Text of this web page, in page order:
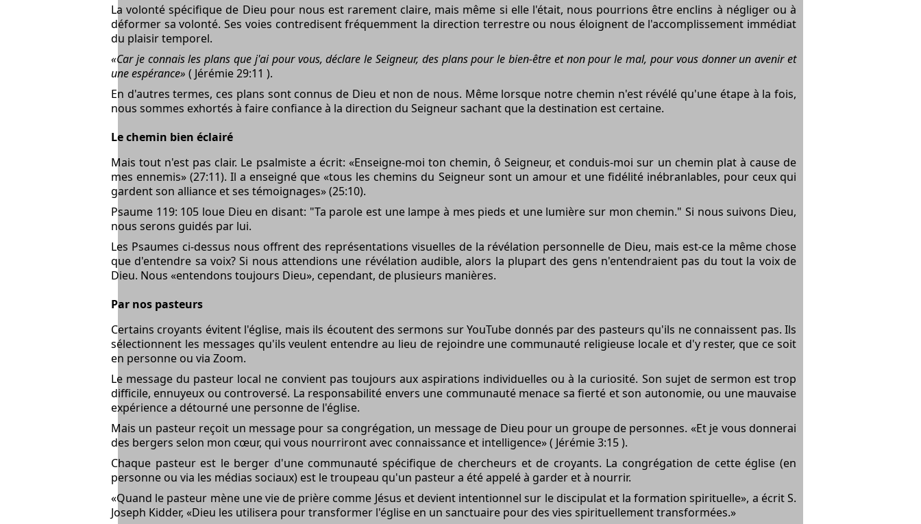
La volonté spécifique de Dieu pour nous est rarement claire, mais même si elle l'était, nous pourrions être enclins à négliger ou à
déformer sa volonté. Ses voies contredisent fréquemment la direction terrestre ou nous éloignent de l'accomplissement immédiat
du plaisir temporel.
«Car je connais les plans que j'ai pour vous, déclare le Seigneur, des plans pour le bien-être et non pour le mal, pour vous donner un avenir et
une espérance» ( Jérémie 29:11 ).
En d'autres termes, ces plans sont connus de Dieu et non de nous. Même lorsque notre chemin n'est révélé qu'une étape à la fois,
nous sommes exhortés à faire confiance à la direction du Seigneur sachant que la destination est certaine.
Le chemin bien éclairé
Mais tout n'est pas clair. Le psalmiste a écrit: «Enseigne-moi ton chemin, ô Seigneur, et conduis-moi sur un chemin plat à cause de
mes ennemis» (27:11). Il a enseigné que «tous les chemins du Seigneur sont un amour et une fidélité inébranlables, pour ceux qui
gardent son alliance et ses témoignages» (25:10).
Psaume 119: 105 loue Dieu en disant: "Ta parole est une lampe à mes pieds et une lumière sur mon chemin." Si nous suivons Dieu,
nous serons guidés par lui.
Les Psaumes ci-dessus nous offrent des représentations visuelles de la révélation personnelle de Dieu, mais est-ce la même chose
que d'entendre sa voix? Si nous attendions une révélation audible, alors la plupart des gens n'entendraient pas du tout la voix de
Dieu. Nous «entendons toujours Dieu», cependant, de plusieurs manières.
Par nos pasteurs
Certains croyants évitent l'église, mais ils écoutent des sermons sur YouTube donnés par des pasteurs qu'ils ne connaissent pas. Ils
sélectionnent les messages qu'ils veulent entendre au lieu de rejoindre une communauté religieuse locale et d'y rester, que ce soit
en personne ou via Zoom.
Le message du pasteur local ne convient pas toujours aux aspirations individuelles ou à la curiosité. Son sujet de sermon est trop
difficile, ennuyeux ou controversé. La responsabilité envers une communauté menace sa fierté et son autonomie, ou une mauvaise
expérience a détourné une personne de l'église.
Mais un pasteur reçoit un message pour sa congrégation, un message de Dieu pour un groupe de personnes. «Et je vous donnerai
des bergers selon mon cœur, qui vous nourriront avec connaissance et intelligence» ( Jérémie 3:15 ).
Chaque pasteur est le berger d'une communauté spécifique de chercheurs et de croyants. La congrégation de cette église (en
personne ou via les médias sociaux) est le troupeau qu'un pasteur a été appelé à garder et à nourrir.
«Quand le pasteur mène une vie de prière comme Jésus et devient intentionnel sur le discipulat et la formation spirituelle», a écrit S.
Joseph Kidder, «Dieu les utilisera pour transformer l'église en un sanctuaire pour des vies spirituellement transformées.»